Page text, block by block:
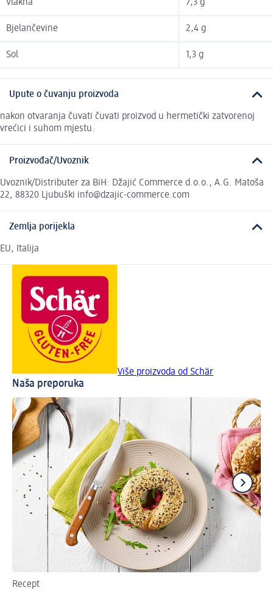
Vlakna 7,3 g
Bjelančevine 2,4 g
Sol 1,3 g
Upute o čuvanju proizvoda
nakon otvaranja čuvati čuvati proizvod u hermetički zatvorenoj
vrećici i suhom mjestu.
Proizvođač/Uvoznik
Uvoznik/Distributer za BiH: Džajić Commerce d.o.o., A.G. Matoša
22, 88320 Ljubuški info@dzajic-commerce.com
Zemlja porijekla
EU, Italija
Više proizvoda od Schär
Naša preporuka
Recept